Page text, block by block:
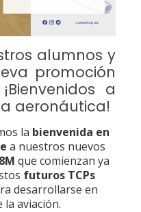
alumnos y
promoción
a
aeronáutica!
la bienvenida en
a nuestros nuevos
que comienzan ya
futuros TCPs
desarrollarse en
aviación.